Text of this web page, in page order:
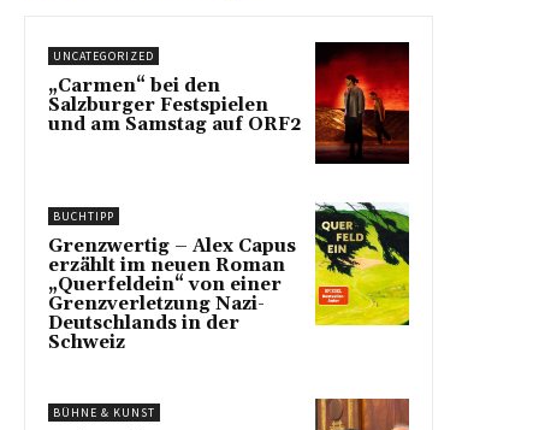
UNCATEGORIZED
„Carmen“ bei den
Salzburger Festspielen
und am Samstag auf ORF2
BUCHTIPP
Grenzwertig – Alex Capus
erzählt im neuen Roman
„Querfeldein“ von einer
Grenzverletzung Nazi-
Deutschlands in der
Schweiz
BÜHNE & KUNST